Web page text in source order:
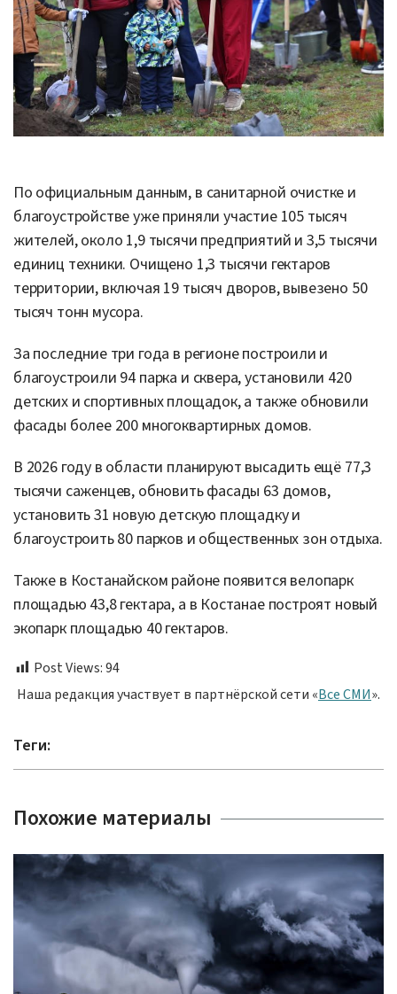
По официальным данным, в санитарной очистке и
благоустройстве уже приняли участие 105 тысяч
жителей, около 1,9 тысячи предприятий и 3,5 тысячи
единиц техники. Очищено 1,3 тысячи гектаров
территории, включая 19 тысяч дворов, вывезено 50
тысяч тонн мусора.
За последние три года в регионе построили и
благоустроили 94 парка и сквера, установили 420
детских и спортивных площадок, а также обновили
фасады более 200 многоквартирных домов.
В 2026 году в области планируют высадить ещё 77,3
тысячи саженцев, обновить фасады 63 домов,
установить 31 новую детскую площадку и
благоустроить 80 парков и общественных зон отдыха.
Также в Костанайском районе появится велопарк
площадью 43,8 гектара, а в Костанае построят новый
экопарк площадью 40 гектаров.
Post Views:94
Наша редакция участвует в партнёрской сети «Все СМИ».
Теги:
Похожие материалы